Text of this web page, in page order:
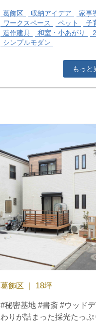
葛飾区 収納アイデア
家事
ワークスペース
ペット
子
造作建具
和室・小あがり
シンプルモダン
もっ
葛飾区 ｜ 18坪
#秘密基地 #書斎 #ウッド
わりが詰まった採光たっぷ